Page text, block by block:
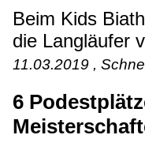
Beim Kids
die Langläufer
11.03.2019 ,
6